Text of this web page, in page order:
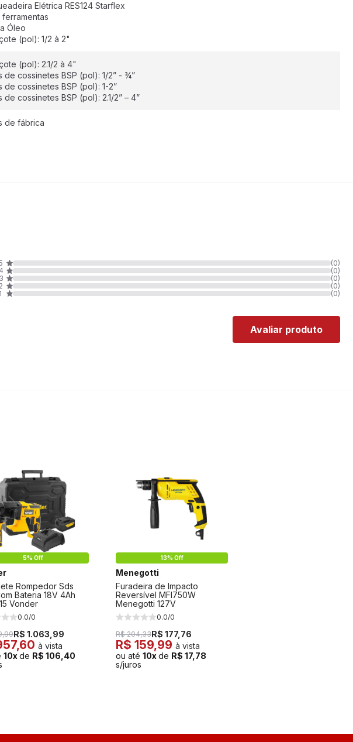
Elétrica RES124 Starflex
ferramentas
Óleo
(pol): 1/2 à 2"
(pol): 2.1/2 à 4"
de cossinetes BSP (pol): 1/2” - ¾”
de cossinetes BSP (pol): 1-2”
de cossinetes BSP (pol): 2.1/2” – 4”
de fábrica
(0)
4
(0)
3
(0)
2
(0)
1
(0)
Avaliar produto
5% Off
Rompedor Sds
Bateria 18V 4Ah
Vonder
0.0/0
R$ 1.063,99
à vista
10x de R$ 106,40
13% Off
Menegotti
Furadeira de Impacto
Reversível MFI750W
Menegotti 127V
0.0/0
R$ 204,33R$ 177,76
R$ 159,99 à vista
ou até 10x de R$ 17,78
s/juros